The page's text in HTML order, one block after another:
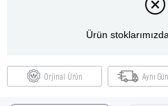
Ürün
Orjinal Ürün Aynı